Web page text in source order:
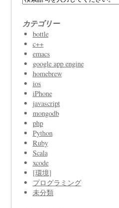
カテゴリー
bottle
c++
emacs
google app engine
homebrew
ios
iPhone
javascript
mongodb
php
Python
Ruby
Scala
xcode
[環境]
プログラミング
未分類